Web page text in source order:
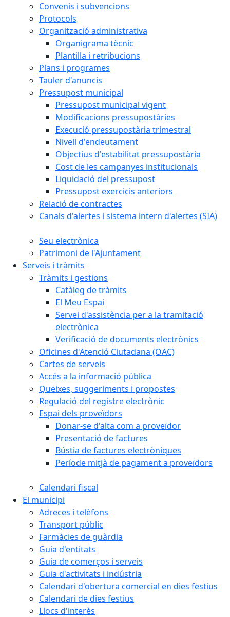
Convenis i subvencions
Protocols
Organització administrativa
Organigrama tècnic
Plantilla i retribucions
Plans i programes
Tauler d'anuncis
Pressupost municipal
Pressupost municipal vigent
Modificacions pressupostàries
Execució pressupostària trimestral
Nivell d'endeutament
Objectius d'estabilitat pressupostària
Cost de les campanyes institucionals
Liquidació del pressupost
Pressupost exercicis anteriors
Relació de contractes
Canals d'alertes i sistema intern d'alertes (SIA)
Seu electrònica
Patrimoni de l'Ajuntament
Serveis i tràmits
Tràmits i gestions
Catàleg de tràmits
El Meu Espai
Servei d'assistència per a la tramitació
electrònica
Verificació de documents electrònics
Oficines d'Atenció Ciutadana (OAC)
Cartes de serveis
Accés a la informació pública
Queixes, suggeriments i propostes
Regulació del registre electrònic
Espai dels proveïdors
Donar-se d'alta com a proveïdor
Presentació de factures
Bústia de factures electròniques
Període mitjà de pagament a proveïdors
Calendari fiscal
El municipi
Adreces i telèfons
Transport públic
Farmàcies de guàrdia
Guia d'entitats
Guia de comerços i serveis
Guia d'activitats i indústria
Calendari d'obertura comercial en dies festius
Calendari de dies festius
Llocs d'interès